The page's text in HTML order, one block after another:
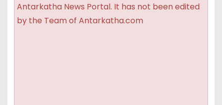
Antarkatha News Portal. It has not been edited
by the Team of Antarkatha.com